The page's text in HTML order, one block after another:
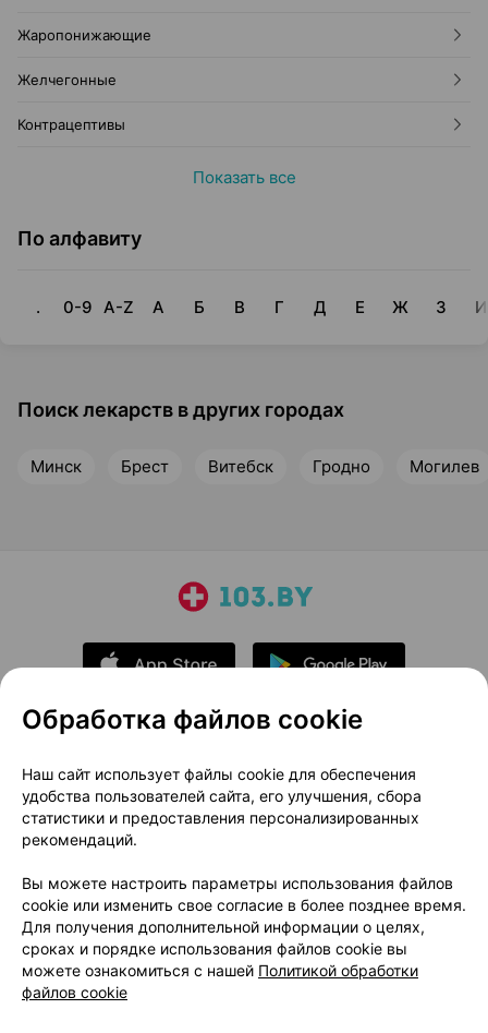
Жаропонижающие
Желчегонные
Контрацептивы
Показать все
По алфавиту
. 0-9 A-Z А Б В Г Д Е Ж З И
Поиск лекарств в других городах
Минск Брест Витебск Гродно Могилев
О проекте
Новости проекта
Размещение рекламы
Медицинский маркетинг
Публичный договор
Доставка
Способы оплаты
Вакансии
Партнеры
Написать руководителю 103.by
Написать в поддержку
Персональные настройки Cookie
Обработка файлов cookie
Наш сайт использует файлы cookie для обеспечения
удобства пользователей сайта, его улучшения, сбора
статистики и предоставления персонализированных
рекомендаций.
Вы можете настроить параметры использования файлов
cookie или изменить свое согласие в более позднее время.
Для получения дополнительной информации о целях,
сроках и порядке использования файлов cookie вы
можете ознакомиться с нашей Политикой обработки
файлов cookie